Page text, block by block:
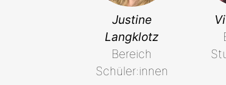
Justine
Langklotz
Bereich
Schüler:innen